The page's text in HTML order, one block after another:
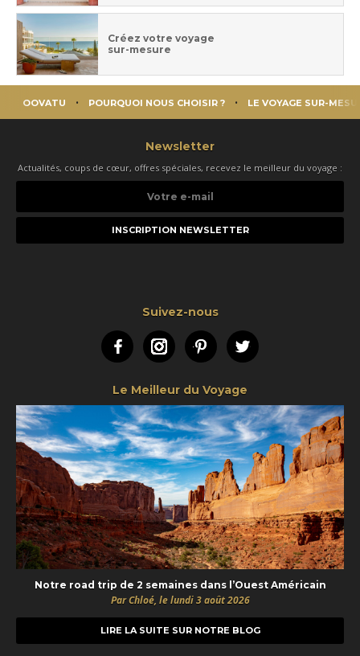
Créez votre voyage
sur-mesure
OOVATU POURQUOI NOUS CHOISIR ? LE VOYAGE SUR-
Newsletter
Actualités, coups de cœur, offres spéciales, recevez le meilleur du voyage :
e-
Suivez-nous
FacebookInstagramPinterestTwitter
Le Meilleur du Voyage
Notre road trip de 2 semaines dans l’Ouest Américain
Par Chloé, le lundi 3 août 2026
LIRE LA SUITE SUR NOTRE BLOG